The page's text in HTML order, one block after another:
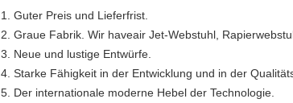
1. Guter Preis und Lieferfrist.
2. Graue Fabrik. Wir haveair Jet-Webstuhl,
3. Neue und lustige Entwürfe.
4. Starke Fähigkeit in der Entwicklung und in der
5. Der internationale moderne Hebel der Technologie.